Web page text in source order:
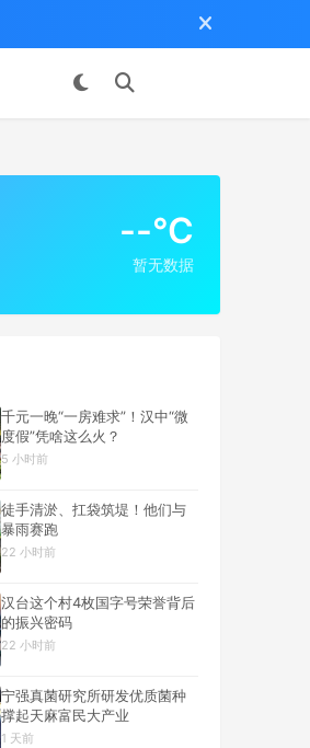
--°C
暂无数据
千元一晚“一房难求”！汉中“微
度假”凭啥这么火？
5 小时前
徒手清淤、扛袋筑堤！他们与
暴雨赛跑
22 小时前
汉台这个村4枚国字号荣誉背后
的振兴密码
22 小时前
宁强真菌研究所研发优质菌种
撑起天麻富民大产业
1 天前